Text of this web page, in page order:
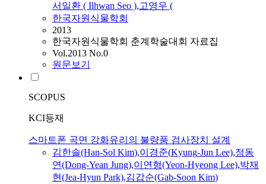
서일환 ( Ilhwan Seo ),고영우 (
한국자원식물학회
2013
한국자원식물학회 춘계학술대회 자료집
Vol.2013 No.0
원문보기
SCOPUS
KCI등재
스마트폰 곡면 강화유리의 불량품 검사장치 설계
김한솔(Han-Sol Kim),이경준(Kyung-Jun Lee),정동
연(Dong-Yean Jung),이연형(Yeon-Hyeong Lee),박재
현(Jea-Hyun Park),김갑순(Gab-Soon Kim)